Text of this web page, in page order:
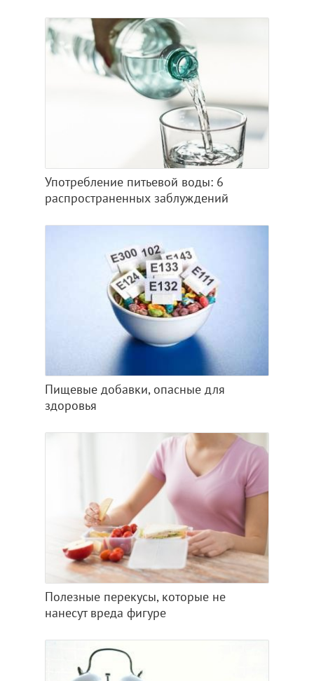
Употребление питьевой воды: 6
распространенных заблуждений
Пищевые добавки, опасные для
здоровья
Полезные перекусы, которые не
нанесут вреда фигуре